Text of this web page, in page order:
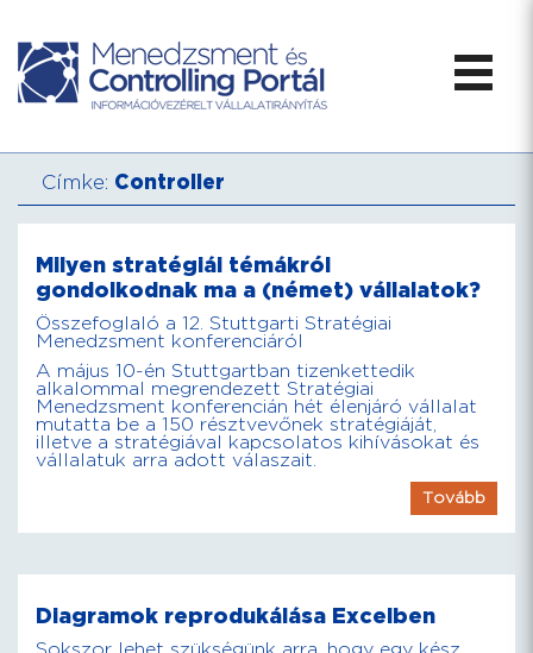
Címke: Controller
Milyen stratégiái témákról
gondolkodnak ma a (német) vállalatok?
Összefoglaló a 12. Stuttgarti Stratégiai
Menedzsment konferenciáról
A május 10-én Stuttgartban tizenkettedik
alkalommal megrendezett Stratégiai
Menedzsment konferencián hét élenjáró vállalat
mutatta be a 150 résztvevőnek stratégiáját,
illetve a stratégiával kapcsolatos kihívásokat és
vállalatuk arra adott válaszait.
Tovább
Diagramok reprodukálása Excelben